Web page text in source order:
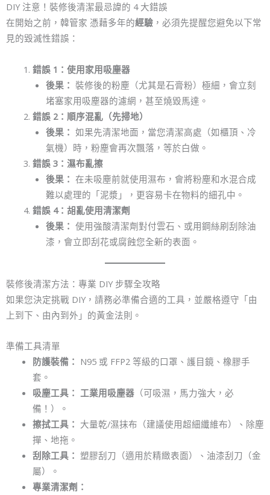
DIY 注意！裝修後清潔最忌諱的 4 大錯誤
在開始之前，韓管家 憑藉多年的經驗 ，必須先提醒您避免以下常
見的毀滅性錯誤：
錯誤 1：使用家用吸塵器
後果： 裝修後的粉塵（尤其是石膏粉）極細，會立刻
堵塞家用吸塵器的濾網，甚至燒毀馬達。
錯誤 2：順序混亂（先掃地）
後果： 如果先清潔地面，當您清潔高處（如櫃頂、冷
氣機）時，粉塵會再次飄落，等於白做。
錯誤 3：濕布亂擦
後果： 在未吸塵前就使用濕布，會將粉塵和水混合成
難以處理的「泥漿」，更容易卡在物料的細孔中。
錯誤 4：胡亂使用清潔劑
後果： 使用強酸清潔劑對付雲石、或用鋼絲刷刮除油
漆，會立即刮花或腐蝕您全新的表面。
裝修後清潔方法：專業 DIY 步驟全攻略
如果您決定挑戰 DIY，請務必準備合適的工具，並嚴格遵守「由
上到下、由內到外」的黃金法則。
準備工具清單
防護裝備： N95 或 FFP2 等級的口罩、護目鏡、橡膠手
套。
吸塵工具： 工業用吸塵器（可吸濕，馬力強大，必
備！）。
擦拭工具： 大量乾/濕抹布（建議使用超細纖維布）、除塵
撣、地拖。
刮除工具： 塑膠刮刀（適用於精緻表面）、油漆刮刀（金
屬）。
專業清潔劑：